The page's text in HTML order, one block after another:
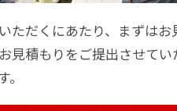
ただくにあたり、まずは
見積もりをご提出させて